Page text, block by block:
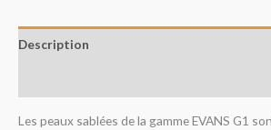
Description
Les peaux sablées de la gamme EVANS G1